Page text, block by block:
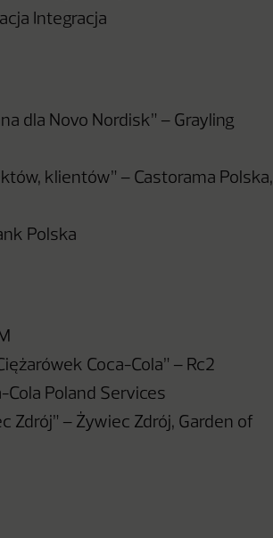
Integracja
dla Novo Nordisk” – Grayling
klientów” – Castorama Polska,
Polska
Coca-Cola” – Rc2
Cola Poland Services
Zdrój” – Żywiec Zdrój, Garden of